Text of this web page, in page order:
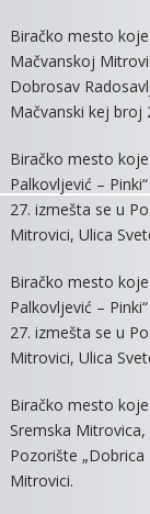
Biračko mesto
Mačvanskoj
Dobrosav
Mačvanski kej broj
Biračko mesto
Palkovljević –
27. izmešta se u
Mitrovici, Ulica
Biračko mesto
Palkovljević –
27. izmešta se u
Mitrovici, Ulica
Biračko mesto koje
Sremska
Pozorište
Mitrovici.